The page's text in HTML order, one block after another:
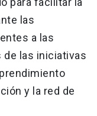
las
a las
de las iniciativas
y la red de